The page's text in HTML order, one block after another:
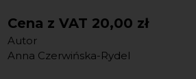
Cena z VAT 20,00 zł
Autor
Anna Czerwińska-Rydel